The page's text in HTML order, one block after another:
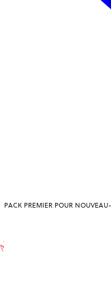
PACK PREMIER POUR